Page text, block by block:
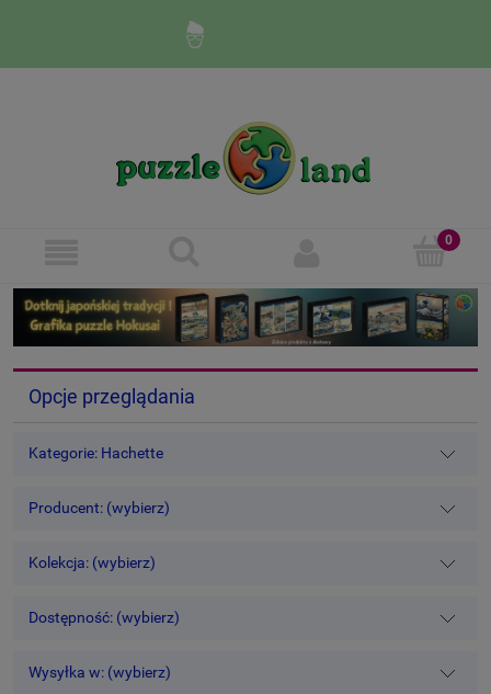
Opcje przeglądania
Kategorie: Hachette
Producent: (wybierz)
Kolekcja: (wybierz)
Dostępność: (wybierz)
Wysyłka w: (wybierz)